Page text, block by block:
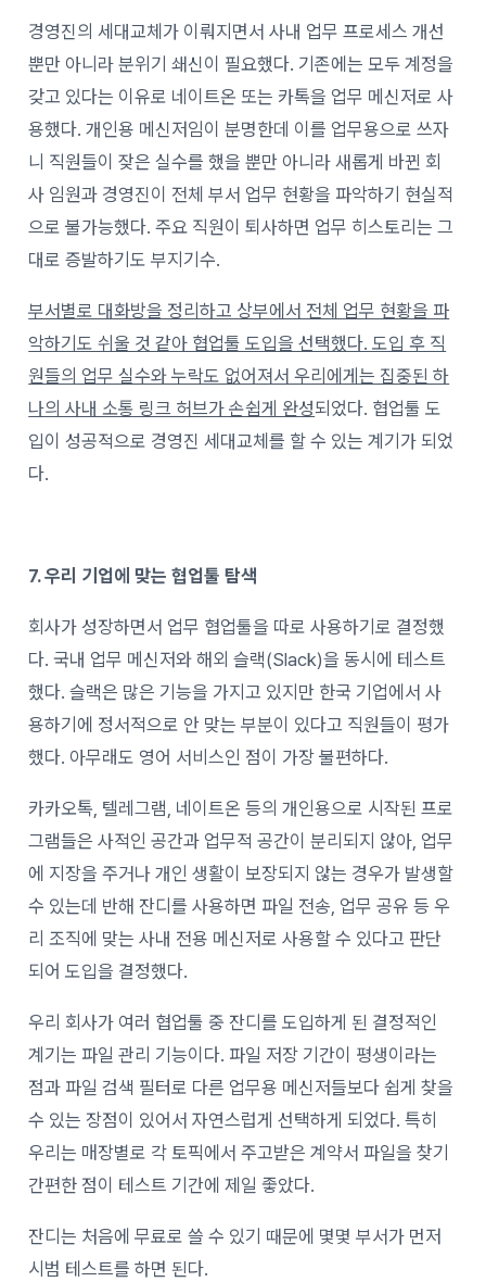
경영진의 세대교체가 이뤄지면서 사내 업무 프로세스 개선
뿐만 아니라 분위기 쇄신이 필요했다. 기존에는 모두 계정을
갖고 있다는 이유로 네이트온 또는 카톡을 업무 메신저로 사
용했다.개인용 메신저임이 분명한데 이를 업무용으로 쓰자
니 직원들이 잦은 실수를 했을 뿐만 아니라 새롭게 바뀐 회
사 임원과 경영진이 전체 부서 업무 현황을 파악하기 현실적
으로 불가능했다. 주요 직원이 퇴사하면 업무 히스토리는 그
대로 증발하기도 부지기수.
부서별로 대화방을 정리하고 상부에서 전체 업무 현황을 파
악하기도 쉬울 것 같아 협업툴 도입을 선택했다. 도입 후 직
원들의 업무 실수와 누락도 없어져서 우리에게는 집중된 하
나의 사내 소통 링크 허브가 손쉽게 완성되었다. 협업툴 도
입이 성공적으로 경영진 세대교체를 할 수 있는 계기가 되었
다.
7. 우리 기업에 맞는 협업툴 탐색
회사가 성장하면서 업무 협업툴을 따로 사용하기로 결정했
다.국내 업무 메신저와 해외 슬랙(Slack)을 동시에 테스트
했다. 슬랙은 많은 기능을 가지고 있지만 한국 기업에서 사
용하기에 정서적으로 안 맞는 부분이 있다고 직원들이 평가
했다. 아무래도 영어 서비스인 점이 가장 불편하다.
카카오톡, 텔레그램, 네이트온 등의 개인용으로 시작된 프로
그램들은 사적인 공간과 업무적 공간이 분리되지 않아, 업무
에 지장을 주거나 개인 생활이 보장되지 않는 경우가 발생할
수 있는데 반해 잔디를 사용하면 파일 전송, 업무 공유 등 우
리 조직에 맞는 사내 전용 메신저로 사용할 수 있다고 판단
되어 도입을 결정했다.
우리 회사가 여러 협업툴 중 잔디를 도입하게 된 결정적인
계기는 파일 관리 기능이다. 파일 저장 기간이 평생이라는
점과 파일 검색 필터로 다른 업무용 메신저들보다 쉽게 찾을
수 있는 장점이 있어서 자연스럽게 선택하게 되었다. 특히
우리는 매장별로 각 토픽에서 주고받은 계약서 파일을 찾기
간편한 점이 테스트 기간에 제일 좋았다.
잔디는 처음에 무료로 쓸 수 있기 때문에 몇몇 부서가 먼저
시범 테스트를 하면 된다.